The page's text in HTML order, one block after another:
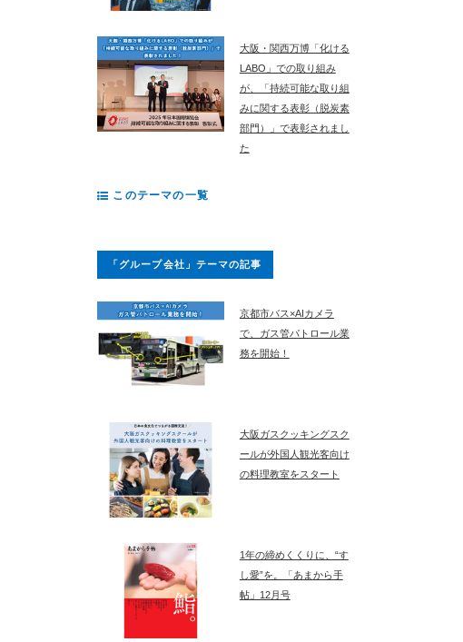
大阪・関西万博「化ける
LABO」での取り組み
が、「持続可能な取り組
みに関する表彰（脱炭素
部門）」で表彰されまし
た
このテーマの一覧
「グループ会社」テーマの記事
京都市バス×AIカメラ
で、ガス管パトロール業
務を開始！
大阪ガスクッキングスク
ールが外国人観光客向け
の料理教室をスタート
1年の締めくくりに、“す
し愛”を。「あまから手
帖」12月号